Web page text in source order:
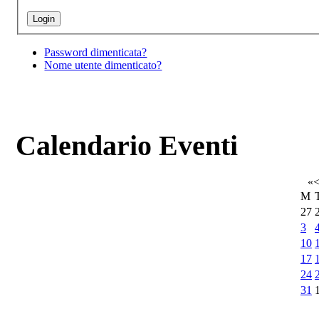
Password dimenticata?
Nome utente dimenticato?
Calendario Eventi
«<
M
27
3
10
17
24
31